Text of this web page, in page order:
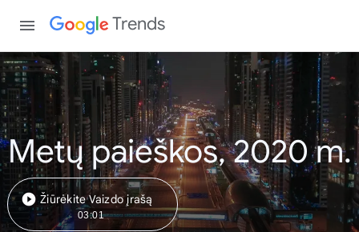
Trends
Metų paieškos, 2020 m.
Žiūrėkite Vaizdo įrašą
03:01